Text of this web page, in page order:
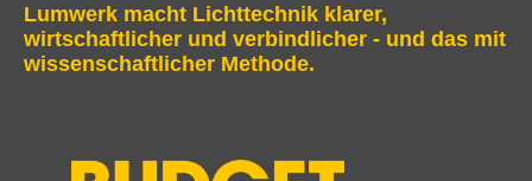
Lumwerk macht Lichttechnik klarer,
wirtschaftlicher und verbindlicher - und das mit
wissenschaftlicher Methode.